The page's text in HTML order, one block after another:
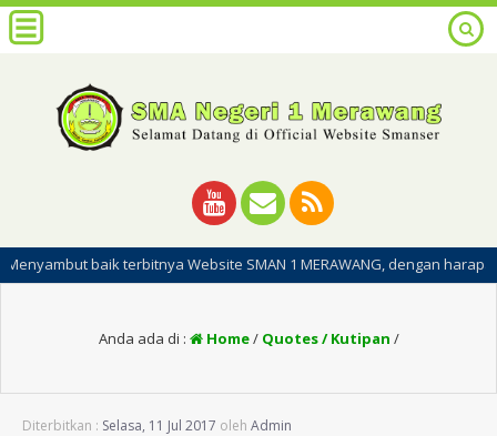
baik terbitnya Website SMAN 1 MERAWANG, dengan harapan
Anda ada di : Home/ Quotes / Kutipan /
Diterbitkan : Selasa, 11 Jul 2017 oleh Admin